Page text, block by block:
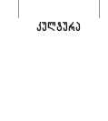
ᲙᲣᲚᲢᲣᲠᲐ